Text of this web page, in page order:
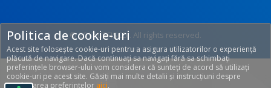
© 2017 UEFISCDI. All rights reserved.
[T: 0.2709, O: 92]
Politica de cookie-uri
Acest site folosește cookie-uri pentru a asigura utilizatorilor o experiență
plăcută de navigare. Dacă continuați sa navigați fără sa schimbați
preferințele browser-ului vom considera că sunteți de acord să utilizați
cookie-uri pe acest site. Găsiți mai multe detalii și instrucțiuni despre
modificarea preferințelor aici.